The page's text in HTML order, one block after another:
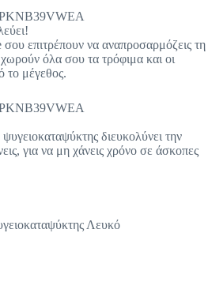
επιτρέπουν να αναπροσαρμόζεις τη
όλα σου τα τρόφιμα και οι
το μέγεθος.
διευκολύνει την
για να μη χάνεις χρόνο σε άσκοπες